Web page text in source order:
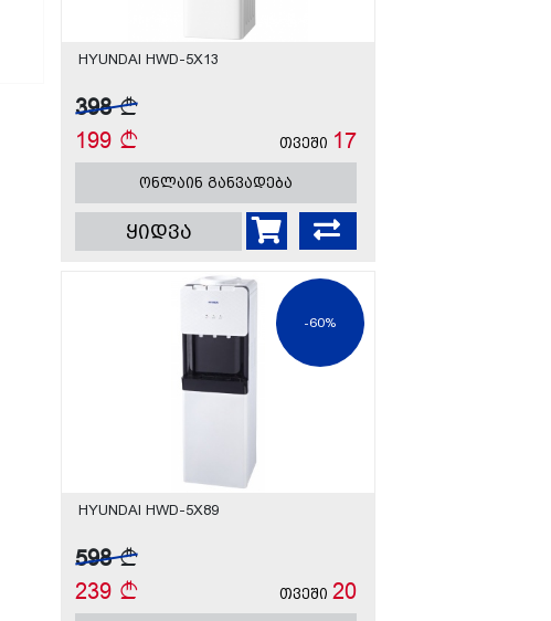
HYUNDAI HWD-5X13
398
199
თვეში 17
ონლაინ განვადება
ყიდვა
-60%
HYUNDAI HWD-5X89
598
239
თვეში 20